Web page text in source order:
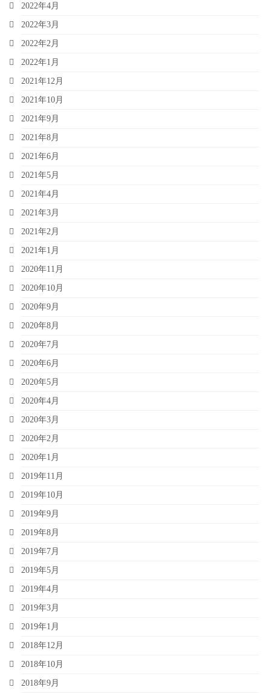
2022年4月
2022年3月
2022年2月
2022年1月
2021年12月
2021年10月
2021年9月
2021年8月
2021年6月
2021年5月
2021年4月
2021年3月
2021年2月
2021年1月
2020年11月
2020年10月
2020年9月
2020年8月
2020年7月
2020年6月
2020年5月
2020年4月
2020年3月
2020年2月
2020年1月
2019年11月
2019年10月
2019年9月
2019年8月
2019年7月
2019年5月
2019年4月
2019年3月
2019年1月
2018年12月
2018年10月
2018年9月